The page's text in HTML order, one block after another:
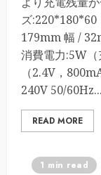
ズ:220*180*60
179mm 幅 /
消費電力:5W
（2.4V，
240V 50/60Hz...
READ MORE
1 min read